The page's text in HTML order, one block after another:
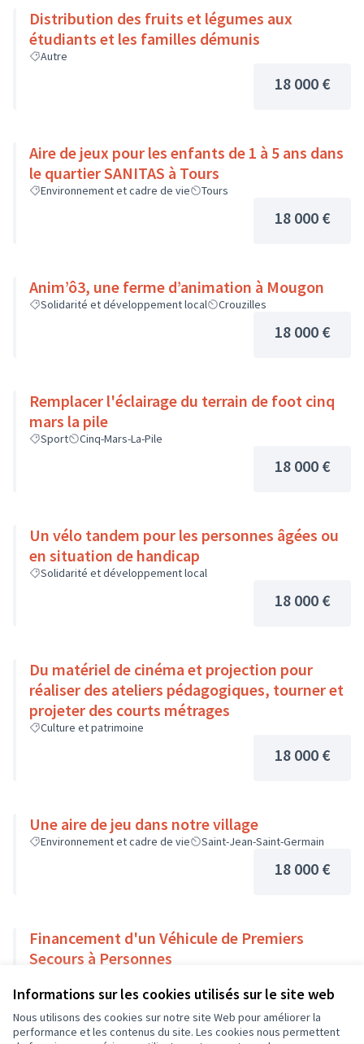
Informations sur les cookies utilisés sur le site web
Nous utilisons des cookies sur notre site Web pour améliorer la
performance et les contenus du site. Les cookies nous permettent
Distribution des fruits et légumes aux
étudiants et les familles démunis
Autre
18 000 €
Aire de jeux pour les enfants de 1 à 5 ans dans
le quartier SANITAS à Tours
Environnement et cadre de vie Tours
18 000 €
Anim’ô3, une ferme d’animation à Mougon
Solidarité et développement local Crouzilles
18 000 €
Remplacer l'éclairage du terrain de foot cinq
mars la pile
Sport Cinq-Mars-La-Pile
18 000 €
Un vélo tandem pour les personnes âgées ou
en situation de handicap
Solidarité et développement local
18 000 €
Du matériel de cinéma et projection pour
réaliser des ateliers pédagogiques, tourner et
projeter des courts métrages
Culture et patrimoine
18 000 €
Une aire de jeu dans notre village
Environnement et cadre de vie Saint-Jean-Saint-Germain
18 000 €
Financement d'un Véhicule de Premiers
Secours à Personnes
18 000 €